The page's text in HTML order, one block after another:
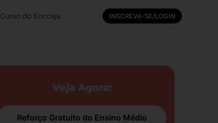
Curso do Encceja INSCREVA-SE/LOGIN
Veja Agora:
Reforço Gratuito do Ensino Médio